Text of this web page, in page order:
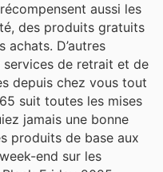
aussi les
des produits gratuits
D’autres
services de retrait et de
depuis chez vous tout
suit toutes les mises
jamais une bonne
produits de base aux
end sur les